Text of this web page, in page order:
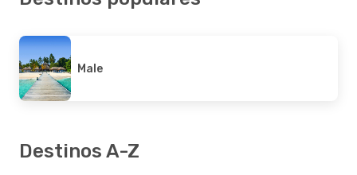
Male
Destinos A-Z